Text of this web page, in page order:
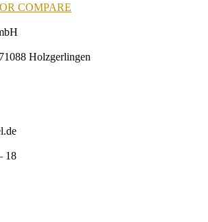
COMPARE
Holzgerlingen
18